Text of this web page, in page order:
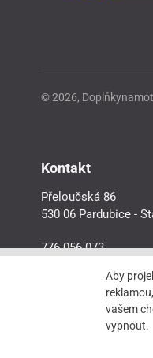
© 2026,
Kontakt
Přeloučská 86
530 06 Pardubice -
776 056 073
Aby
vašem
vypnout.